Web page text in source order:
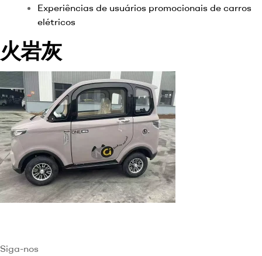
Experiências de usuários promocionais de carros
elétricos
火岩灰
Siga-nos